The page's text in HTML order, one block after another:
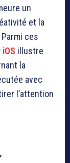
un
et la
ces
illustre
la
avec
l’attention